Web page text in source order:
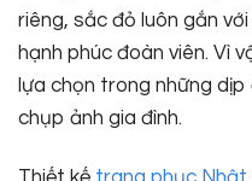
riêng, sắc đỏ luôn gắn
hạnh phúc đoàn viên. Vì
lựa chọn trong những
chụp ảnh gia đình.